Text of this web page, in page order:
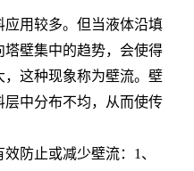
应用较多。但当液体沿填
壁集中的趋势，会使得
这种现象称为壁流。壁
中分布不均，从而使传
防止或减少壁流： 1 、